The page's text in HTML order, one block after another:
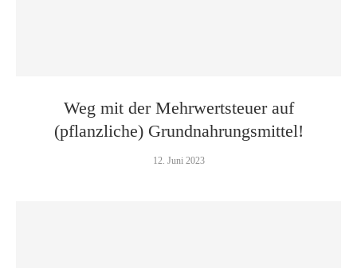
Weg mit der Mehrwertsteuer auf
(pflanzliche) Grundnahrungsmittel!
12. Juni 2023